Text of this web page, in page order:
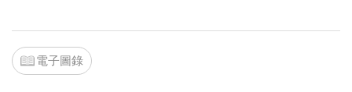
電子圖錄